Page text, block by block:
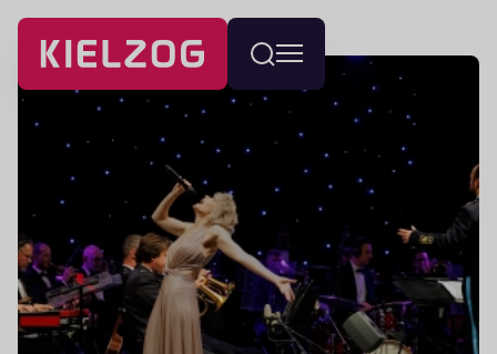
Navigatie
overslaan
Wissel
menu